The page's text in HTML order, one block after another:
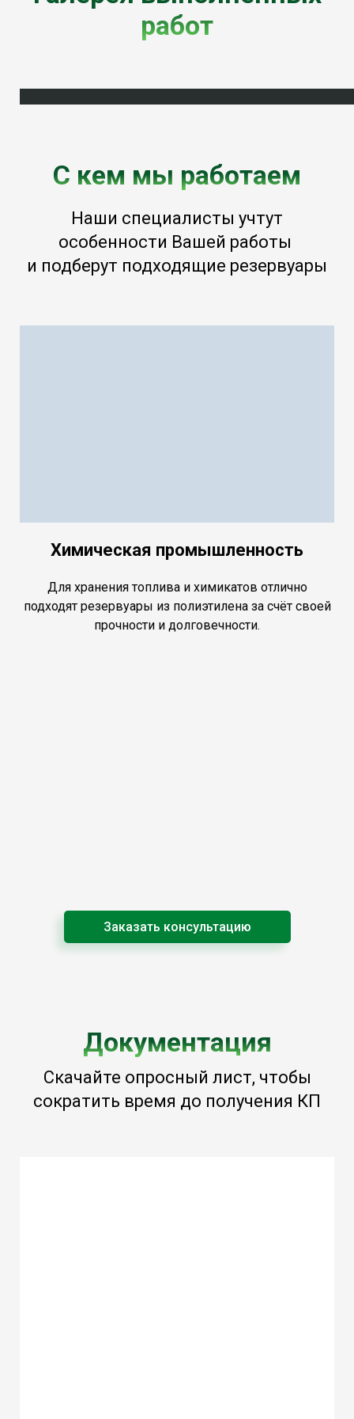
работ
С кем мы работаем
Наши специалисты учтут
особенности Вашей работы
и подберут подходящие резервуары
Химическая промышленность
Для хранения топлива и химикатов отлично
подходят резервуары из полиэтилена за счёт своей
прочности и долговечности.
Заказать консультацию
Документация
Скачайте опросный лист, чтобы
сократить время до получения КП